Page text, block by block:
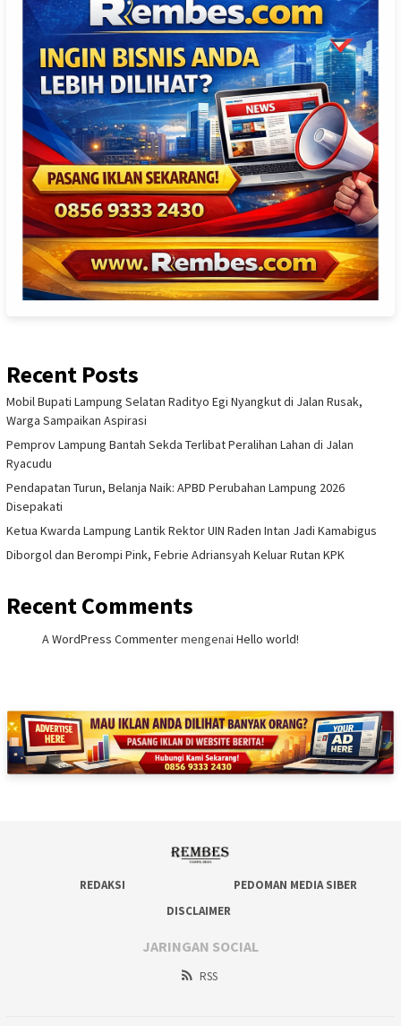
Recent Posts
Mobil Bupati Lampung Selatan Radityo Egi Nyangkut di Jalan Rusak,
Warga Sampaikan Aspirasi
Pemprov Lampung Bantah Sekda Terlibat Peralihan Lahan di Jalan
Ryacudu
Pendapatan Turun, Belanja Naik: APBD Perubahan Lampung 2026
Disepakati
Ketua Kwarda Lampung Lantik Rektor UIN Raden Intan Jadi Kamabigus
Diborgol dan Berompi Pink, Febrie Adriansyah Keluar Rutan KPK
Recent Comments
A WordPress Commentermengenai Hello world!
REDAKSI
PEDOMAN MEDIA SIBER
DISCLAIMER
JARINGAN SOCIAL
RSS